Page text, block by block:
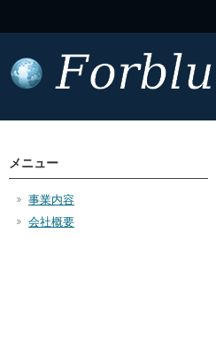
メニュー
事業内容
会社概要